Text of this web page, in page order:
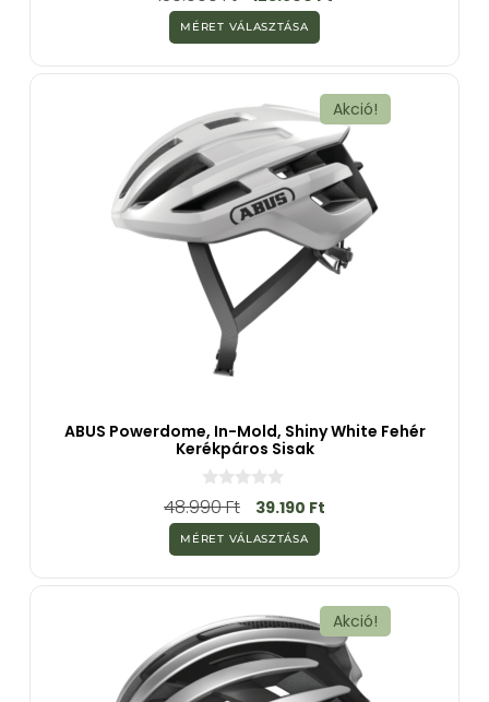
5
-
b
ő
MÉRET VÁLASZTÁSA
Akció!
ABUS Powerdome, In-Mold, Shiny White Fehér
Kerékpáros Sisak
0
a
5
-
b
ő
48.990Ft 39.190 Ft
MÉRET VÁLASZTÁSA
Akció!